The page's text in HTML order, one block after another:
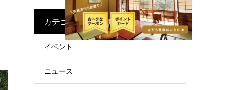
カテゴリー
イベント
ニュース